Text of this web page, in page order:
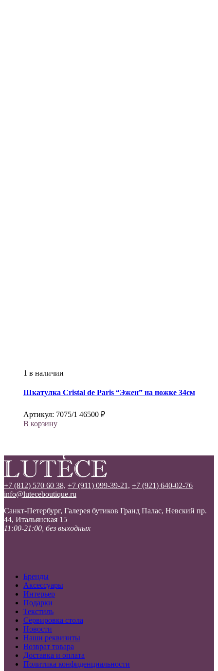
1 в наличии
Шкатулка Cristal de Paris “Эжен” на ножке 34см
Артикул: 7075/1 46500 ₽
В корзину
+7 (812) 570 60 38, +7 (911) 099-39-21, +7 (921) 640-02-76
info@luteceboutique.ru
Санкт-Петербург, Галерея бутиков Гранд Палас, Невский пр.
44, Итальянская 15
11:00-21:00, без выходных
Бренды
Аксессуары
Интерьер
Подарки
Текстиль
Сервировка стола
Новости
Наши реквизиты
Возврат товара
Доставка и оплата
Политика конфиденциальности